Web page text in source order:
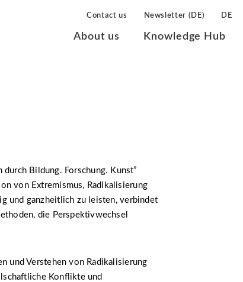
Contact us Newsletter (DE) DE
About us Knowledge Hub
Bildung. Forschung. Kunst”
von Extremismus, Radikalisierung
und ganzheitlich zu leisten, verbindet
die Perspektivwechsel
und Verstehen von Radikalisierung
Konflikte und